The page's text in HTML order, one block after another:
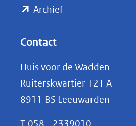
Archief(opent
(verwijst
naar
een
andere
Contact
Huis voor de Wadden
Ruiterskwartier 121 A
8911 BS Leeuwarden
T 058 - 2339010